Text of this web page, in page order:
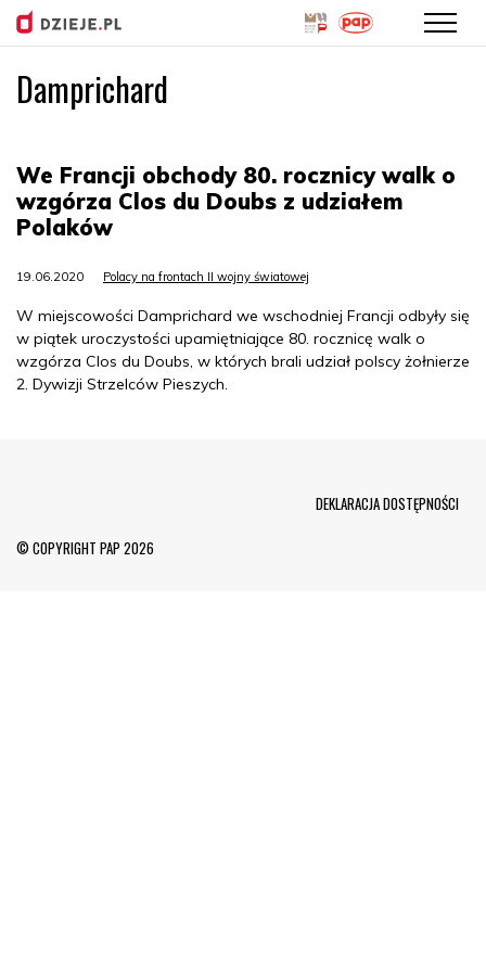
Damprichard
We Francji obchody 80. rocznicy walk o
wzgórza Clos du Doubs z udziałem
Polaków
19.06.2020 Polacy na frontach II wojny światowej
W miejscowości Damprichard we wschodniej Francji odbyły się
w piątek uroczystości upamiętniające 80. rocznicę walk o
wzgórza Clos du Doubs, w których brali udział polscy żołnierze
2. Dywizji Strzelców Pieszych.
© COPYRIGHT PAP 2026
DEKLARACJA DOSTĘPNOŚCI